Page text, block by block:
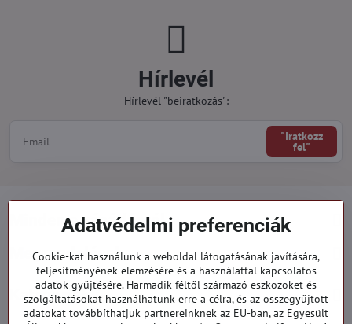
Hírlevél
Hírlevél "beiratkozás":
"Iratkozz
fel"
Minden a vásárlásról
Megrendelések
Kategóriák
Adatvédelmi preferenciák
Cookie-kat használunk a weboldal látogatásának javítására,
teljesítményének elemzésére és a használattal kapcsolatos
adatok gyűjtésére. Harmadik féltől származó eszközöket és
szolgáltatásokat használhatunk erre a célra, és az összegyűjtött
adatokat továbbíthatjuk partnereinknek az EU-ban, az Egyesült